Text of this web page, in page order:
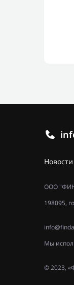
Новости
ООО
198095,
Мы
© 2023,